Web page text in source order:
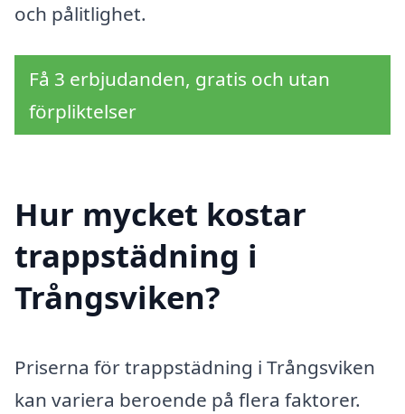
och pålitlighet.
Få 3 erbjudanden, gratis och utan
förpliktelser
Hur mycket kostar
trappstädning i
Trångsviken?
Priserna för trappstädning i Trångsviken
kan variera beroende på flera faktorer.